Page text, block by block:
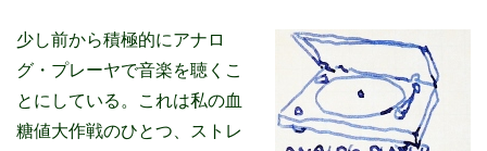
少し前から積極的にアナロ
グ・プレーヤで音楽を聴くこ
とにしている。これは私の血
糖値大作戦のひとつ、ストレ